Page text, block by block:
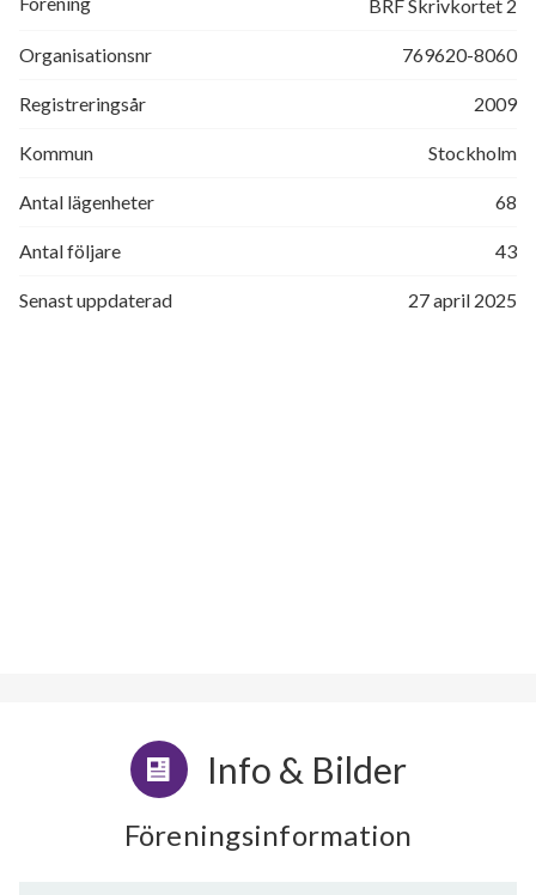
BRF Skrivkortet 2
Organisationsnr 769620-8060
Registreringsår 2009
Kommun Stockholm
Antal lägenheter 68
Antal följare 43
Senast uppdaterad 27 april 2025
Info & Bilder
Föreningsinformation